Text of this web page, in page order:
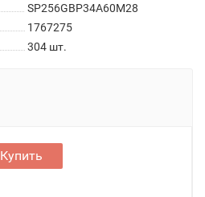
SP256GBP34A60M28
1767275
304 шт.
Купить